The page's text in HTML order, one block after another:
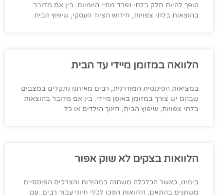
הופך להיות חלק בלתי נפרד מחיי היומיום. בין אם מדובר
בהוצאות בלתי צפויות, חידוש הציוד העסקי, שיפוץ הבית
הלוואה במזומן מיידי עד הבית
במציאות הפיננסית המודרנית, רבים מאיתנו נתקלים במצבים
שבהם יש צורך במזומן באופן מיידי. בין אם מדובר בהוצאות
בלתי צפויות, שיפוץ הבית, חינוך הילדים או כל
הלוואות בצקים לא שוק אפור
בימינו, כאשר הכלכלה משתנה במהירות והצרכים הפיננסיים
משתנים בהתאם, הלוואות הפכו לכלי חיוני עבור רבים. עם